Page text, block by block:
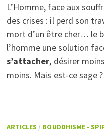
L’Homme, face aux
des crises : il perd son
mort d’un être cher… le
l’homme une solution
s’attacher, désirer
moins. Mais est-ce sage ?
ARTICLES / BOUDDHISME -